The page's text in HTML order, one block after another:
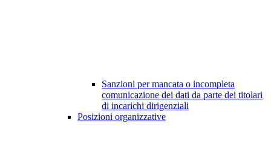
Sanzioni per mancata o incompleta
comunicazione dei dati da parte dei titolari
di incarichi dirigenziali
Posizioni organizzative